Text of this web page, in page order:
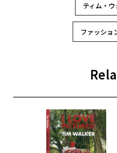
ティム・
ファッショ